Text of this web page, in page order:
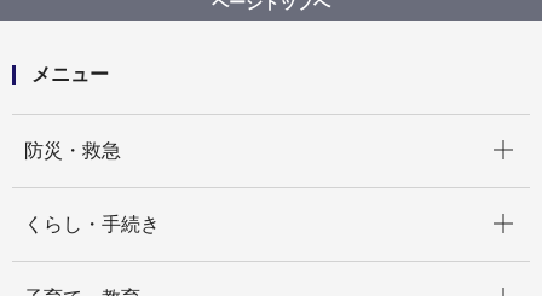
等の制限に関する条例に基づく建築物の緑化率の制限
メニュー
防災・救急
くらし・手続き